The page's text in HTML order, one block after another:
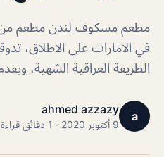
مطعم مسكوف لندن مطعم من
في الامارات على الاطلاق،
الطريقة العراقية الشهية،
a
ahmed azzazy
9 أكتوبر 2020 · 1 دقائق قراءة